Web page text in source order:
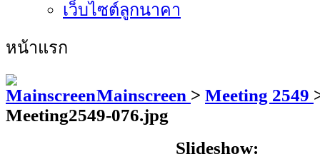
เว็บไซต์ลูกนาคา
หน้าแรก
Mainscreen > Meeting 2549
Meeting2549-076.jpg
Slideshow: